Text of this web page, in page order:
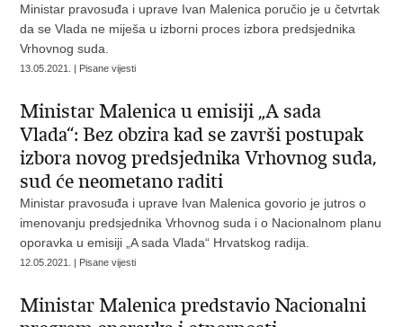
Ministar pravosuđa i uprave Ivan Malenica poručio je u četvrtak
da se Vlada ne miješa u izborni proces izbora predsjednika
Vrhovnog suda.
13.05.2021. | Pisane vijesti
Ministar Malenica u emisiji „A sada
Vlada“: Bez obzira kad se završi postupak
izbora novog predsjednika Vrhovnog suda,
sud će neometano raditi
Ministar pravosuđa i uprave Ivan Malenica govorio je jutros o
imenovanju predsjednika Vrhovnog suda i o Nacionalnom planu
oporavka u emisiji „A sada Vlada“ Hrvatskog radija.
12.05.2021. | Pisane vijesti
Ministar Malenica predstavio Nacionalni